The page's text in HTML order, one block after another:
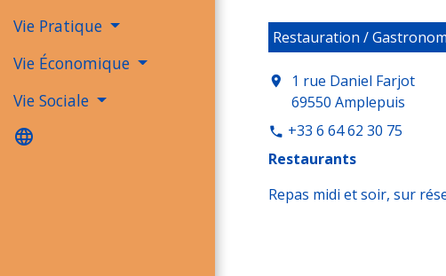
Vie Pratique
Vie Économique
Vie Sociale
language
Restauration /
location_on
1 rue Daniel Farjot
69550 Amplepuis
phone +33 6 64 62 30 75
Restaurants
Repas midi et soir, sur